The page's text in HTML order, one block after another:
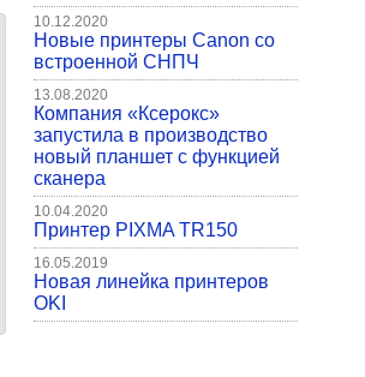
10.12.2020
Новые принтеры Canon со
встроенной СНПЧ
13.08.2020
Компания «Ксерокс»
запустила в производство
новый планшет с функцией
сканера
10.04.2020
Принтер PIXMA TR150
16.05.2019
Новая линейка принтеров
OKI